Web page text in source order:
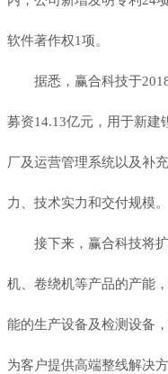
软件著作权1项。
据悉，赢合科技于
募资14.13亿元，用于新建
厂及运营管理系统以及补
力、技术实力和交付规模。
接下来，赢合科技将
机、卷绕机等产品的产能
能的生产设备及检测设备
为客户提供高端整线解决